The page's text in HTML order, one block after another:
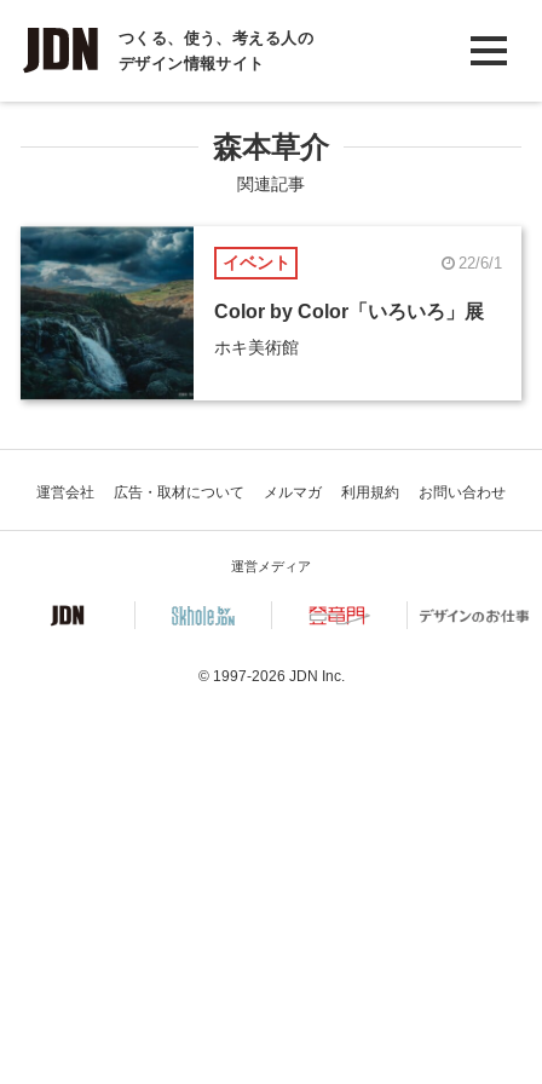
つくる、使う、考える人の
デザイン情報サイト
INTERVIEW
インタビュー
COLUMN
コラム
森本草介
関連記事
イベント 22/6/1
Color by Color「いろいろ」展
ホキ美術館
運営会社 広告・取材について メルマガ 利用規約 お問い合わせ
運営メディア
© 1997-2026 JDN Inc.